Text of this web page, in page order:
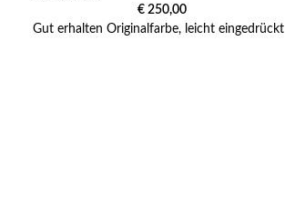
€ 250,00
Gut erhalten Originalfarbe, leicht eingedrückt